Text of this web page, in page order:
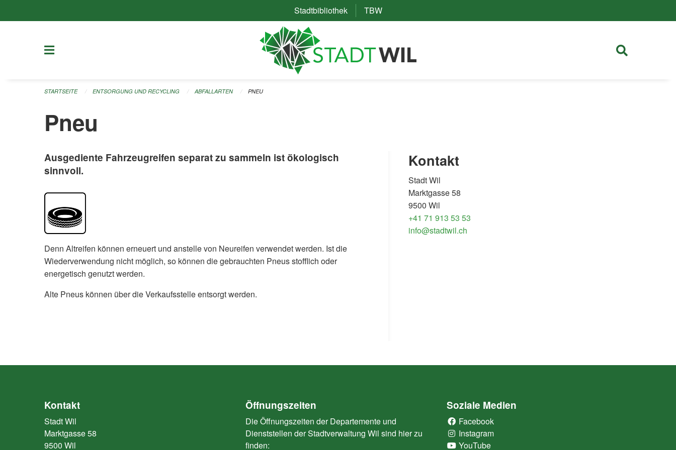
Stadtbibliothek(External Link)
TBW(External Link)
STARTSEITE ENTSORGUNG UND RECYCLING ABFALLARTEN PNEU
Pneu
Ausgediente Fahrzeugreifen separat zu sammeln ist ökologisch
sinnvoll.
Denn Altreifen können erneuert und anstelle von Neureifen verwendet werden. Ist die
Wiederverwendung nicht möglich, so können die gebrauchten Pneus stofflich oder
energetisch genutzt werden.
Alte Pneus können über die Verkaufsstelle entsorgt werden.
Kontakt
Stadt Wil
Marktgasse 58
9500 Wil
+41 71 913 53 53
info@stadtwil.ch
Kontakt
Stadt Wil
Marktgasse 58
9500 Wil
Öffnungszeiten
Die Öffnungszeiten der Departemente und
Dienststellen der Stadtverwaltung Wil sind hier zu
finden:
Soziale Medien
Facebook
Instagram
YouTube